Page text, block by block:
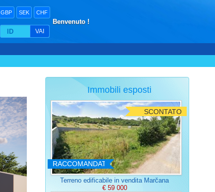
GBP SEK CHF
VAI
Benvenuto !
Immobili esposti
SCONTATO
RACCOMANDATO
Terreno edificabile in vendita Marčana
€ 59 000